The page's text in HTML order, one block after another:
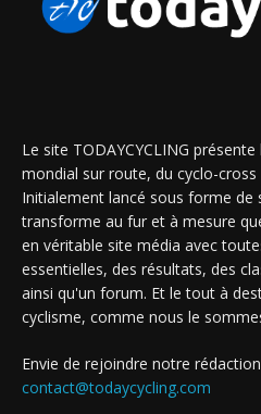
Le site TODAYCYCLING
mondial sur route, du cyclo-cross
Initialement lancé sous forme de
transforme au fur et à mesure
en véritable site média avec
essentielles, des résultats, des
ainsi qu'un forum. Et le tout à
cyclisme, comme nous le
Envie de rejoindre notre
contact@todaycycling.com